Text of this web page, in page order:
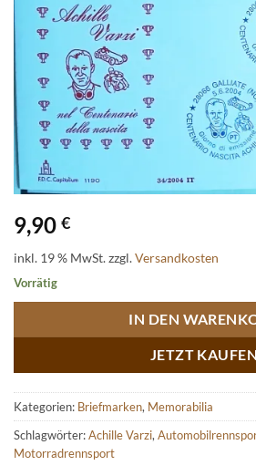
9,90 €
inkl. 19 % MwSt.zzgl.Versandkosten
Vorrätig
IN DEN
JETZT KAUFEN
Kategorien: Briefmarken, Memorabilia
Schlagwörter:Achille Varzi,
Motorradrennsport